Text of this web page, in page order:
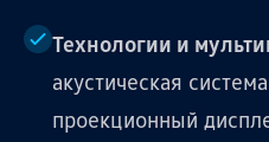
Технологии и
акустическая
проекционный